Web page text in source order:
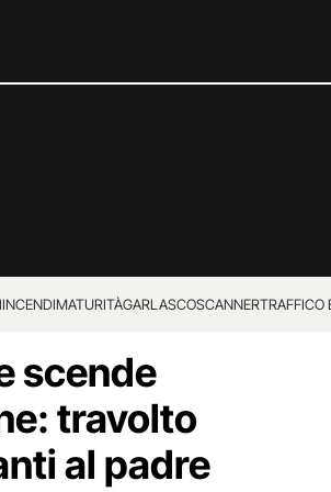
INCENDIMATURITÀGARLASCOSCANNERTRAFFICO
scende
travolto
al padre